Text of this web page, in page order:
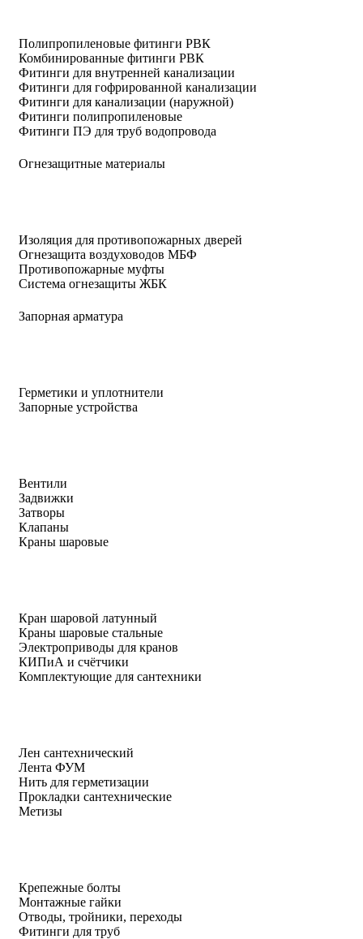
Полипропиленовые фитинги РВК
Комбинированные фитинги РВК
Фитинги для внутренней канализации
Фитинги для гофрированной канализации
Фитинги для канализации (наружной)
Фитинги полипропиленовые
Фитинги ПЭ для труб водопровода
Огнезащитные материалы
Изоляция для противопожарных дверей
Огнезащита воздуховодов МБФ
Противопожарные муфты
Система огнезащиты ЖБК
Запорная арматура
Герметики и уплотнители
Запорные устройства
Вентили
Задвижки
Затворы
Клапаны
Краны шаровые
Кран шаровой латунный
Краны шаровые стальные
Электроприводы для кранов
КИПиА и счётчики
Комплектующие для сантехники
Лен сантехнический
Лента ФУМ
Нить для герметизации
Прокладки сантехнические
Метизы
Крепежные болты
Монтажные гайки
Отводы, тройники, переходы
Фитинги для труб